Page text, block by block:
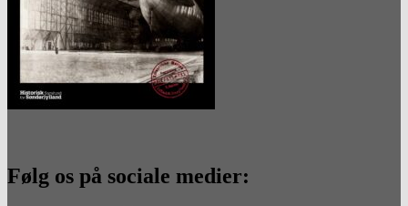
Følg os på sociale medier: